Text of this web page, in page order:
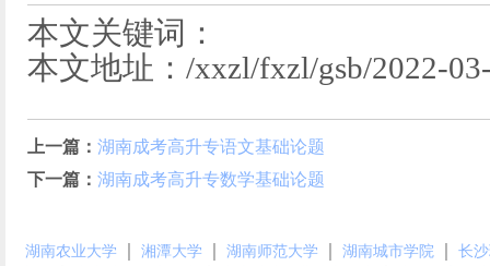
本文关键词：
本文地址：/xxzl/fxzl/gsb/2022-
上一篇： 湖南成考高升专语文基础论题
下一篇： 湖南成考高升专数学基础论题
湖南农业大学 湘潭大学 湖南师范大学 湖南城市学院
长